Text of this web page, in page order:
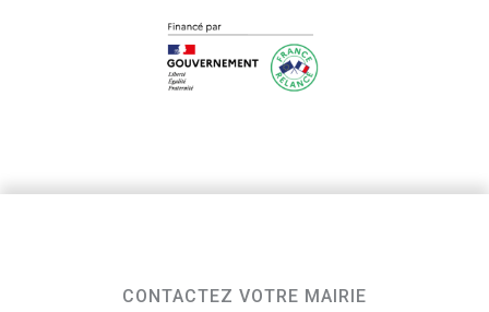
CONTACTEZ VOTRE MAIRIE